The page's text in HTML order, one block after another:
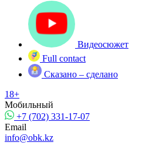
Видеосюжет
Full contact
Сказано – сделано
18+
Мобильный
+7 (702) 331-17-07
Email
info@obk.kz